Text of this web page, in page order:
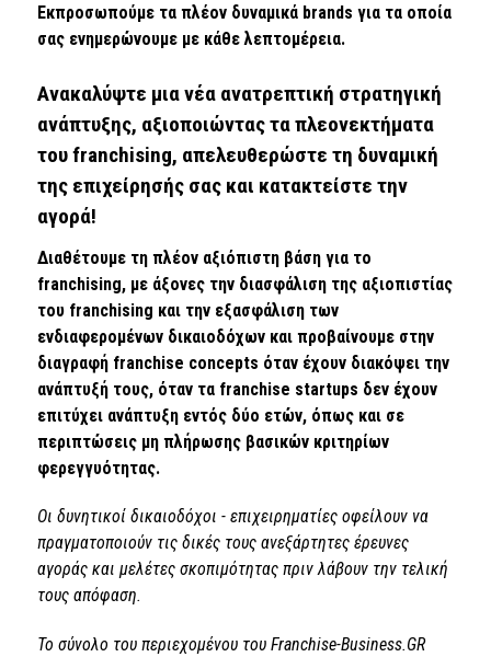
Εκπροσωπούμε τα πλέον δυναμικά brands για τα οποία
σας ενημερώνουμε με κάθε λεπτομέρεια.
Ανακαλύψτε μια νέα ανατρεπτική στρατηγική
ανάπτυξης, αξιοποιώντας τα πλεονεκτήματα
του franchising, απελευθερώστε τη δυναμική
της επιχείρησής σας και κατακτείστε την
αγορά!
Διαθέτουμε τη πλέον αξιόπιστη βάση για το
franchising, με άξονες την διασφάλιση της αξιοπιστίας
του franchising και την εξασφάλιση των
ενδιαφερομένων δικαιοδόχων και προβαίνουμε στην
διαγραφή franchise concepts όταν έχουν διακόψει την
ανάπτυξή τους, όταν τα franchise startups δεν έχουν
επιτύχει ανάπτυξη εντός δύο ετών, όπως και σε
περιπτώσεις μη πλήρωσης βασικών κριτηρίων
φερεγγυότητας.
Οι δυνητικοί δικαιοδόχοι - επιχειρηματίες οφείλουν να
πραγματοποιούν τις δικές τους ανεξάρτητες έρευνες
αγοράς και μελέτες σκοπιμότητας πριν λάβουν την τελική
τους απόφαση.
Το σύνολο του περιεχομένου του Franchise-Business.GR